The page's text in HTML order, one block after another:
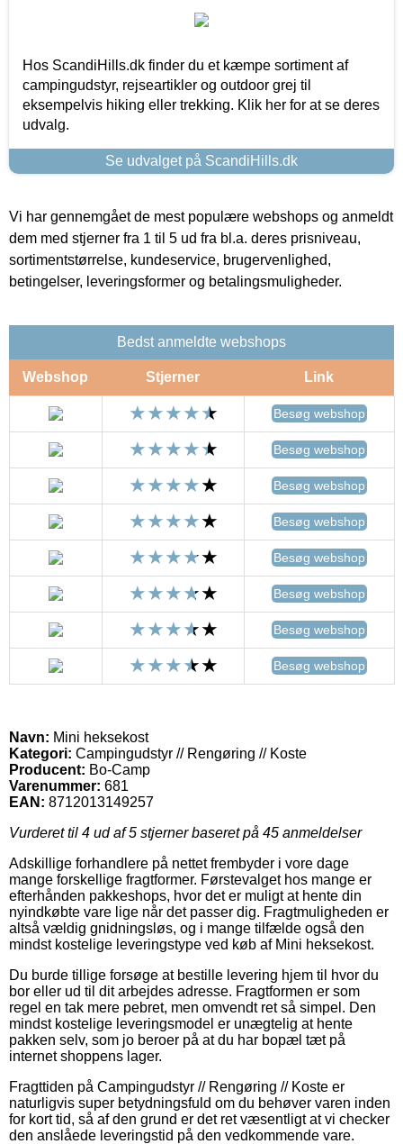
Hos ScandiHills.dk finder du et kæmpe sortiment af
campingudstyr, rejseartikler og outdoor grej til
eksempelvis hiking eller trekking. Klik her for at se deres
udvalg.
Se udvalget på ScandiHills.dk
Vi har gennemgået de mest populære webshops og anmeldt
dem med stjerner fra 1 til 5 ud fra bl.a. deres prisniveau,
sortimentstørrelse, kundeservice, brugervenlighed,
betingelser, leveringsformer og betalingsmuligheder.
Bedst anmeldte webshops
Webshop Stjerner Link
Besøg webshop
Besøg webshop
Besøg webshop
Besøg webshop
Besøg webshop
Besøg webshop
Besøg webshop
Besøg webshop
Navn: Mini heksekost
Kategori: Campingudstyr // Rengøring // Koste
Producent: Bo-Camp
Varenummer: 681
EAN: 8712013149257
Vurderet til 4 ud af 5 stjerner baseret på 45 anmeldelser
Adskillige forhandlere på nettet frembyder i vore dage
mange forskellige fragtformer. Førstevalget hos mange er
efterhånden pakkeshops, hvor det er muligt at hente din
nyindkøbte vare lige når det passer dig. Fragtmuligheden er
altså vældig gnidningsløs, og i mange tilfælde også den
mindst kostelige leveringstype ved køb af Mini heksekost.
Du burde tillige forsøge at bestille levering hjem til hvor du
bor eller ud til dit arbejdes adresse. Fragtformen er som
regel en tak mere pebret, men omvendt ret så simpel. Den
mindst kostelige leveringsmodel er unægtelig at hente
pakken selv, som jo beroer på at du har bopæl tæt på
internet shoppens lager.
Fragttiden på Campingudstyr // Rengøring // Koste er
naturligvis super betydningsfuld om du behøver varen inden
for kort tid, så af den grund er det ret væsentligt at vi checker
den anslåede leveringstid på den vedkommende vare.